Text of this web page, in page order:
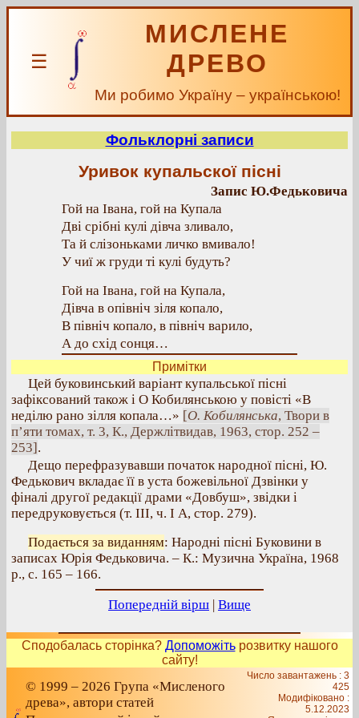
☰
МИСЛЕНЕ
ДРЕВО
Ми робимо Україну – українською!
Фольклорні записи
Уривок купальскої пісні
Запис Ю.Федьковича
Гой на Івана, гой на Купала
Дві срібні кулі дівча зливало,
Та й слізоньками личко вмивало!
У чиї ж груди ті кулі будуть?
Гой на Івана, гой на Купала,
Дівча в опівніч зіля копало,
В північ копало, в північ варило,
А до схід сонця…
Примітки
Цей буковинський варіант купальської пісні
зафіксований також і О Кобилянською у повісті «В
неділю рано зілля копала…» [О. Кобилянська, Твори в
п’яти томах, т. 3, К., Держлітвидав, 1963, стор. 252 –
253].
Дещо перефразувавши початок народної пісні, Ю.
Федькович вкладає її в уста божевільної Дзвінки у
фіналі другої редакції драми «Довбуш», звідки і
передруковується (т. III, ч. І А, стор. 279).
Подається за виданням: Народні пісні Буковини в
записах Юрія Федьковича. – К.: Музична Україна, 1968
р., с. 165 – 166.
Попередній вірш | Вище
Сподобалась сторінка? Допоможітьрозвитку нашого
сайту!
© 1999 – 2026 Група «Мисленого
древа», автори статей
Число завантажень : 3
425
Модифіковано :
5.12.2023